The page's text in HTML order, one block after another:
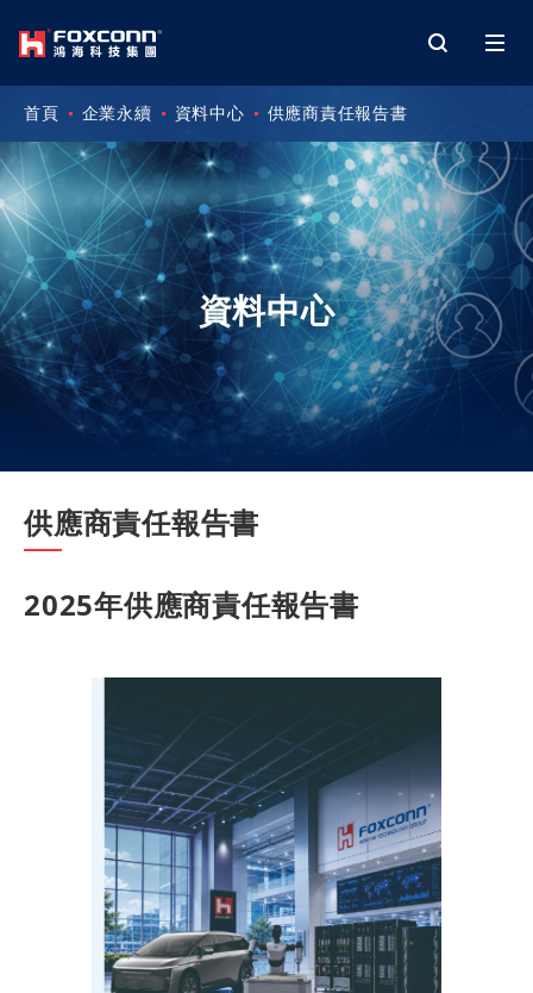
資料中心
首頁 企業永續 資料中心 供應商責任報告書
供應商責任報告書
2025年供應商責任報告書